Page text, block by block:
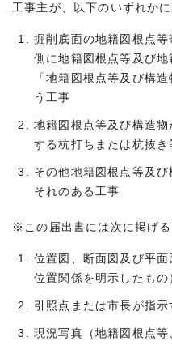
工事主が、以下のいずれか
掘削底面の地籍図根点
側に地籍図根点等及び
「地籍図根点等及び構
う工事
地籍図根点等及び構造
する杭打ちまたは杭抜
その他地籍図根点等及
それのある工事
※この届出書には次に掲げる
位置図、断面図及び平
位置関係を明示したもの
引照点または市長が指示
現況写真（地籍図根点